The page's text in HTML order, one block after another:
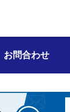
お問合わせ